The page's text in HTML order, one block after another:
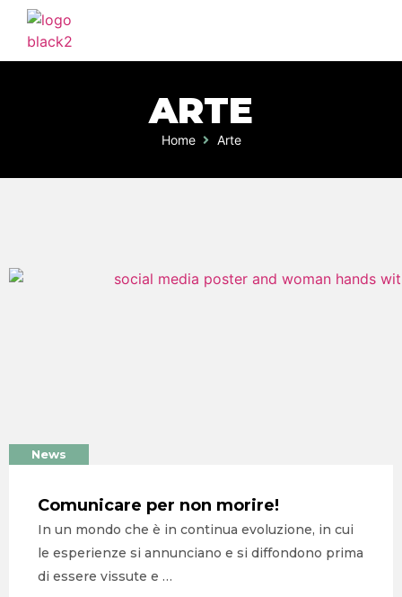
ARTE
Home Arte
News
Comunicare per non morire!
In un mondo che è in continua evoluzione, in cui
le esperienze si annunciano e si diffondono prima
di essere vissute e …